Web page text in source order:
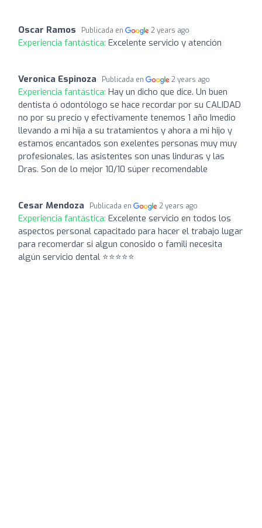
Oscar Ramos Publicada en 2 years ago
Experiencia fantástica: Excelente servicio y atención
Veronica Espinoza Publicada en 2 years ago
Experiencia fantástica: Hay un dicho que dice. Un buen
dentista ó odontólogo se hace recordar por su CALIDAD
no por su precio y efectivamente tenemos 1 año Imedio
llevando a mi hija a su tratamientos y ahora a mi hijo y
estamos encantados son exelentes personas muy muy
profesionales, las asistentes son unas linduras y las
Dras. Son de lo mejor 10/10 súper recomendable
Cesar Mendoza Publicada en 2 years ago
Experiencia fantástica: Excelente servicio en todos los
aspectos personal capacitado para hacer el trabajo lugar
para recomerdar si algun conosido o famili necesita
algún servicio dental ⭐⭐⭐⭐⭐